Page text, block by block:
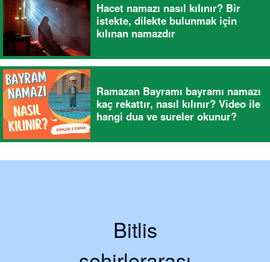
Hacet namazı nasıl kılınır? Bir
istekte, dilekte bulunmak için
kılınan namazdır
Ramazan Bayramı bayramı namazı
kaç rekattır, nasıl kılınır? Video ile
hangi dua ve sureler okunur?
Bitlis